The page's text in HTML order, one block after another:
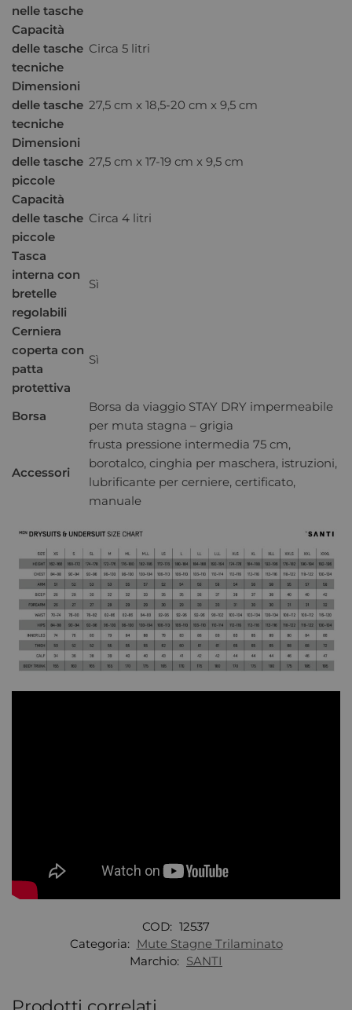
nelle tasche
Capacità
delle tasche
tecniche
Circa 5 litri
Dimensioni
delle tasche
tecniche
27,5 cm x 18,5-20 cm x 9,5 cm
Dimensioni
delle tasche
piccole
27,5 cm x 17-19 cm x 9,5 cm
Capacità
delle tasche
piccole
Circa 4 litri
Tasca
interna con
bretelle
regolabili
Sì
Cerniera
coperta con
patta
protettiva
Sì
Borsa
Borsa da viaggio STAY DRY impermeabile
per muta stagna – grigia
Accessori
frusta pressione intermedia 75 cm,
borotalco, cinghia per maschera, istruzioni,
lubrificante per cerniere, certificato,
manuale
COD: 12537
Categoria: Mute Stagne Trilaminato
Marchio: SANTI